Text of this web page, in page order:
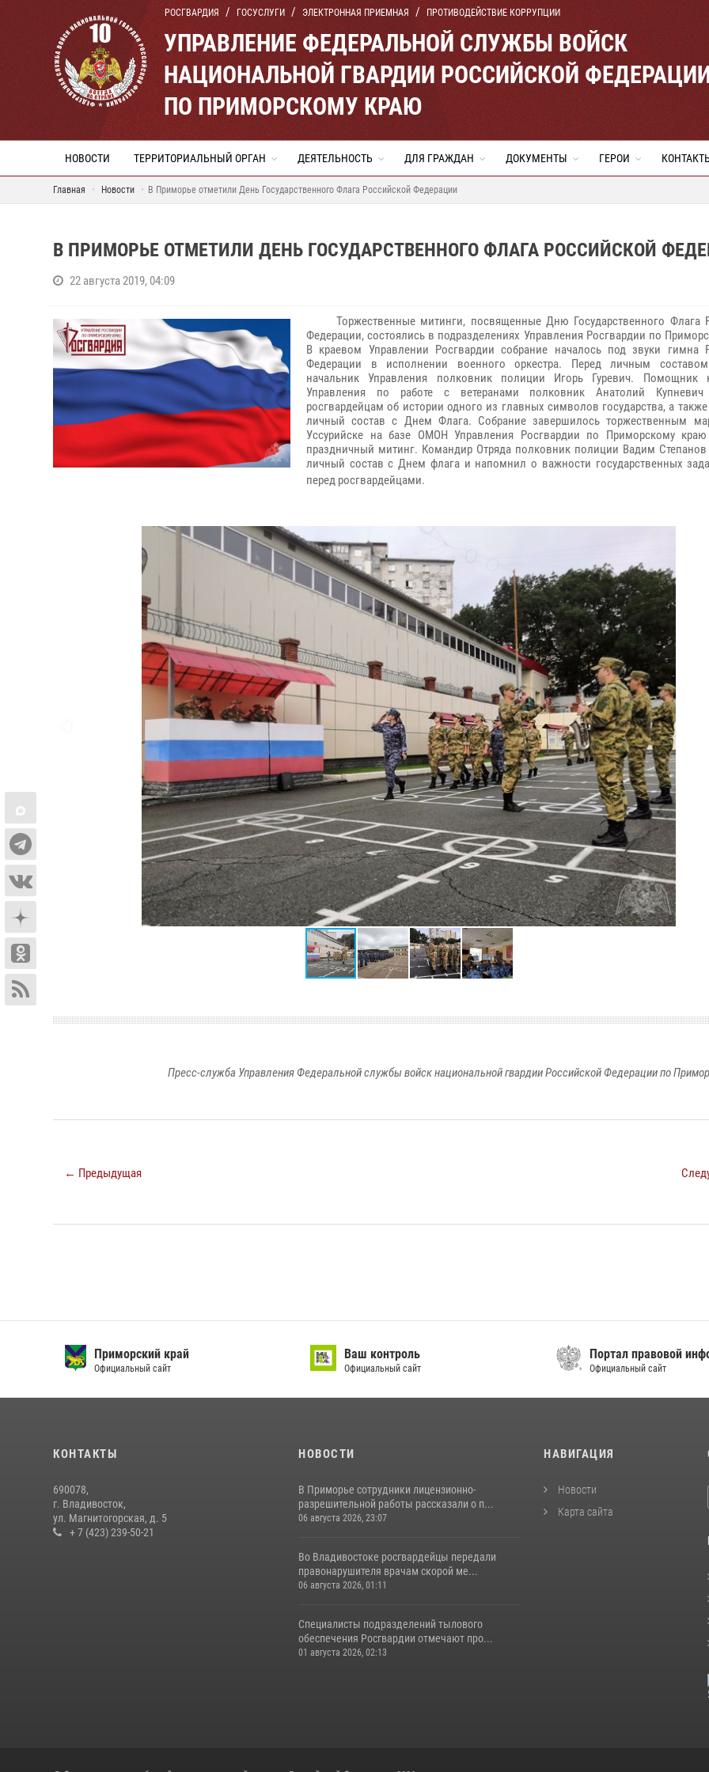
РОСГВАРДИЯ ГОСУСЛУГИ ЭЛЕКТРОННАЯ ПРИЕМНАЯ ПРОТИВОДЕЙСТВИЕ КОРРУПЦИИ
УПРАВЛЕНИЕ ФЕДЕРАЛЬНОЙ СЛУЖБЫ ВОЙСК
НАЦИОНАЛЬНОЙ ГВАРДИИ РОССИЙСКОЙ
ПО ПРИМОРСКОМУ КРАЮ
НОВОСТИ ТЕРРИТОРИАЛЬНЫЙ ОРГАН ДЕЯТЕЛЬНОСТЬ ДЛЯ ГРАЖДАН ДОКУМЕНТЫ ГЕРОИ
Главная Новости В Приморье отметили День Государственного Флага Российской Федерации
В ПРИМОРЬЕ ОТМЕТИЛИ ДЕНЬ ГОСУДАРСТВЕННОГО ФЛАГА РОССИЙСКОЙ
22 августа 2019, 04:09
Торжественные митинги, посвященные Дню Государственного Флага
Федерации, состоялись в подразделениях Управления Росгвардии по
В краевом Управлении Росгвардии собрание началось под звуки гимна
Федерации в исполнении военного оркестра. Перед личным
начальник Управления полковник полиции Игорь Гуревич. Помощник
Управления по работе с ветеранами полковник Анатолий Купневич
росгвардейцам об истории одного из главных символов государства, а
личный состав с Днем Флага. Собрание завершилось торжественным
Уссурийске на базе ОМОН Управления Росгвардии по Приморскому краю
праздничный митинг. Командир Отряда полковник полиции Вадим Степанов
личный состав с Днем флага и напомнил о важности государственных
перед росгвардейцами.
Пресс-служба Управления Федеральной службы войск национальной гвардии Российской Федерации по
← Предыдущая
Приморский край
Официальный сайт
Ваш контроль
Официальный сайт
Портал правовой
Официальный сайт
КОНТАКТЫ
690078,
г. Владивосток,
ул. Магнитогорская, д. 5
+ 7 (423) 239-50-21
НОВОСТИ
В Приморье сотрудники лицензионно-
разрешительной работы рассказали о п...
06 августа 2026, 23:07
Во Владивостоке росгвардейцы передали
правонарушителя врачам скорой ме...
06 августа 2026, 01:11
Специалисты подразделений тылового
обеспечения Росгвардии отмечают про...
01 августа 2026, 02:13
НАВИГАЦИЯ
Новости
Карта сайта